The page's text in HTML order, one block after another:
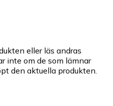
eller läs andras
inte om de som lämnar
den aktuella produkten.